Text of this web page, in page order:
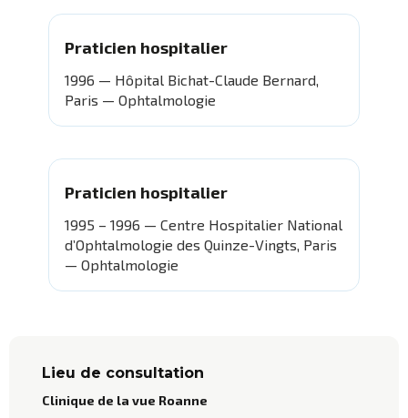
Praticien hospitalier
1996 — Hôpital Bichat-Claude Bernard,
Paris — Ophtalmologie
Praticien hospitalier
1995 – 1996 — Centre Hospitalier National
d’Ophtalmologie des Quinze-Vingts, Paris
— Ophtalmologie
Lieu de consultation
Clinique de la vue Roanne